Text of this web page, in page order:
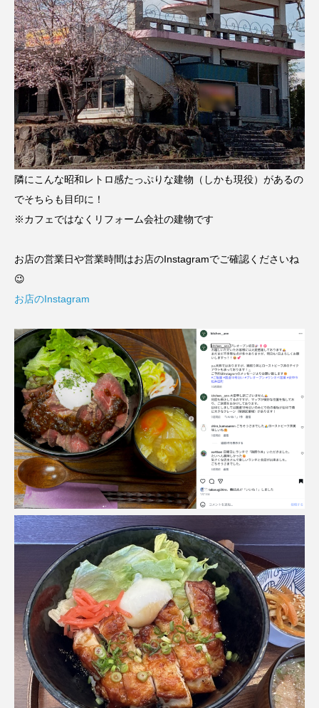
隣にこんな昭和レトロ感たっぷりな建物（しかも現役）があるの
でそちらも目印に！
※カフェではなくリフォーム会社の建物です
お店の営業日や営業時間はお店のInstagramでご確認くださいね
😉
お店のInstagram